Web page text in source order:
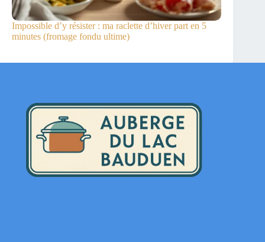
Impossible d’y résister : ma raclette d’hiver part en 5
minutes (fromage fondu ultime)